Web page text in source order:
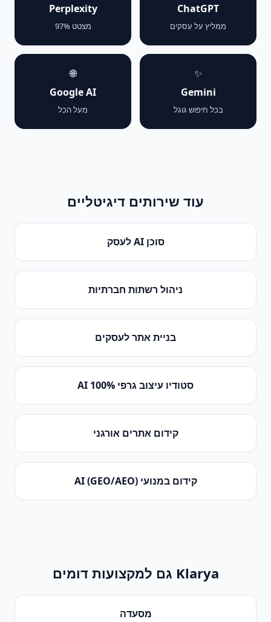
ChatGPT
ממליץ על עסקים
Perplexity
מצטט 97%
✨
Gemini
בכל חיפוש גוגל
🌐
Google AI
מעל הכל
עוד שירותים דיגיטליים
סוכן AI לעסק
ניהול רשתות חברתיות
בניית אתר לעסקים
סטודיו עיצוב גרפי 100% AI
קידום אתרים אורגני
קידום במנועי AI (GEO/AEO)
Klarya גם למקצועות דומים
מסעדה